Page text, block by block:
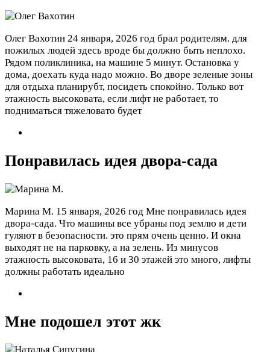
Олег Вахотин 24 января, 2026 год брал родителям. для
пожилых людей здесь вроде бы должно быть неплохо.
Рядом поликлиника, на машине 5 минут. Остановка у
дома, доехать куда надо можно. Во дворе зеленые зоны
для отдыха планирубт, посидеть спокойно. Только вот
этажность высоковата, если лифт не работает, то
подниматься тяжеловато будет
Понравилась идея двора-сада
Марина М. 15 января, 2026 год Мне понравилась идея
двора-сада. Что машины все убраны под землю и дети
гуляют в безопасности. это прям очень ценно. И окна
выходят не на парковку, а на зелень. Из минусов
этажность высоковата, 16 и 30 этажей это много, лифты
должны работать идеально
Мне подошел этот жк